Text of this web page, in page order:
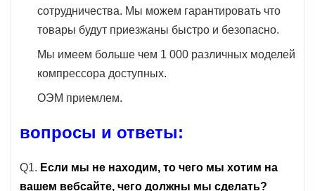
Примечание
год, делают модель и размер двигателя
вашего корабля так, что мы будем мочь
подтвердить его для вас. Мы также
рекомендуем использовать диаграмму
сотрудничества. Мы можем гарантировать что
товары будут приезжаны быстро и безопасно.
Мы имеем больше чем 1 000 различных моделей
компрессора доступных.
ОЭМ приемлем.
вопросы и ответы:
Q1. Если мы не находим, то чего мы хотим на
вашем вебсайте, чего должны мы сделать?